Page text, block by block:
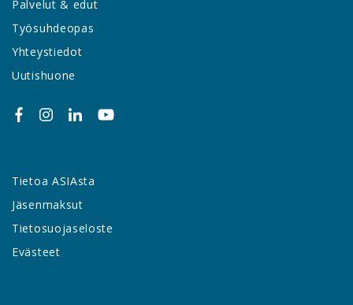
Palvelut & edut
Työsuhdeopas
Yhteystiedot
Uutishuone
Tietoa ASIAsta
Jäsenmaksut
Tietosuojaseloste
Evästeet